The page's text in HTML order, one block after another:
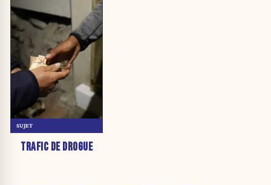
TRAFIC DE DROGUE
SUJET